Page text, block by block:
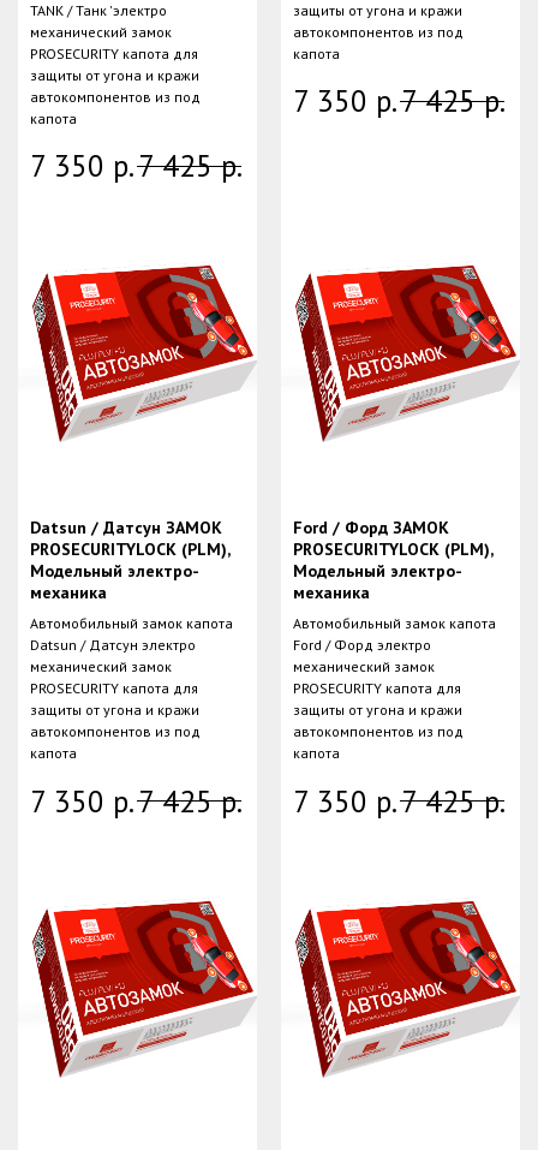
TANK / Танк 'электро
механический замок
PROSECURITY капота для
защиты от угона и кражи
автокомпонентов из под
капота
7 350 р.7 425 р.
защиты от угона и кражи
автокомпонентов из под
капота
7 350 р.7 425 р.
Datsun / Датсун ЗАМОК
PROSECURITYLOCK (PLM),
Модельный электро-
механика
Автомобильный замок капота
Datsun / Датсун электро
механический замок
PROSECURITY капота для
защиты от угона и кражи
автокомпонентов из под
капота
7 350 р.7 425 р.
Ford / Форд ЗАМОК
PROSECURITYLOCK (PLM),
Модельный электро-
механика
Автомобильный замок капота
Ford / Форд электро
механический замок
PROSECURITY капота для
защиты от угона и кражи
автокомпонентов из под
капота
7 350 р.7 425 р.